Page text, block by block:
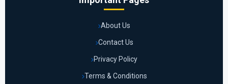
About Us
Contact Us
Privacy Policy
Terms & Conditions